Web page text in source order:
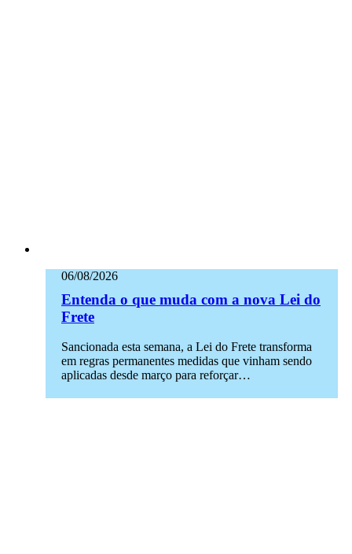
06/08/2026
Entenda o que muda com a nova Lei do
Frete
Sancionada esta semana, a Lei do Frete transforma
em regras permanentes medidas que vinham sendo
aplicadas desde março para reforçar…